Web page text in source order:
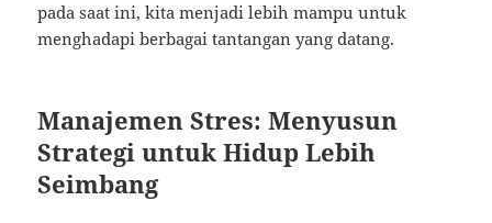
pada saat ini, kita menjadi lebih mampu untuk
menghadapi berbagai tantangan yang datang.
Manajemen Stres: Menyusun
Strategi untuk Hidup Lebih
Seimbang